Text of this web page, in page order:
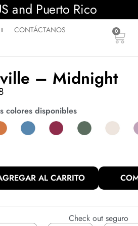
and Puerto Rico
CONTÁCTANOS 0
– Midnight
colores disponibles
AL CARRITO
Check out seguro